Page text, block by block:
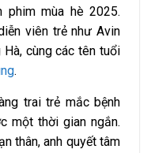
phim mùa hè 2025.
viên trẻ như Avin
Hà, cùng các tên tuổi
.
trai trẻ mắc bệnh
một thời gian ngắn.
thân, anh quyết tâm